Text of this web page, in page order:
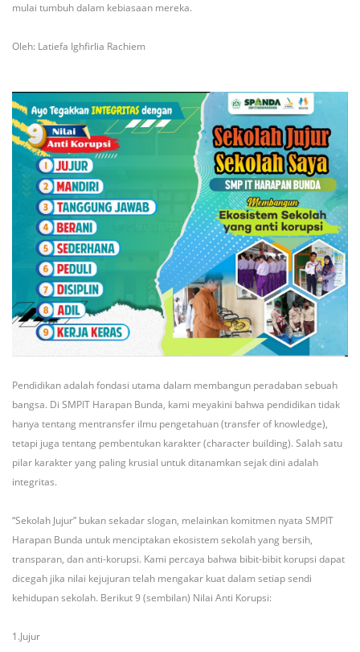
mulai tumbuh dalam kebiasaan mereka.
Oleh: Latiefa Ighfirlia Rachiem
Pendidikan adalah fondasi utama dalam membangun peradaban sebuah
bangsa. Di SMPIT Harapan Bunda, kami meyakini bahwa pendidikan tidak
hanya tentang mentransfer ilmu pengetahuan (transfer of knowledge),
tetapi juga tentang pembentukan karakter (character building). Salah satu
pilar karakter yang paling krusial untuk ditanamkan sejak dini adalah
integritas.
“Sekolah Jujur” bukan sekadar slogan, melainkan komitmen nyata SMPIT
Harapan Bunda untuk menciptakan ekosistem sekolah yang bersih,
transparan, dan anti-korupsi. Kami percaya bahwa bibit-bibit korupsi dapat
dicegah jika nilai kejujuran telah mengakar kuat dalam setiap sendi
kehidupan sekolah. Berikut 9 (sembilan) Nilai Anti Korupsi:
1.Jujur